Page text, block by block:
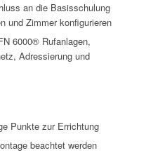
an die Basisschulung
und Zimmer konfigurieren
6000® Rufanlagen,
Adressierung und
Punkte zur Errichtung
beachtet werden